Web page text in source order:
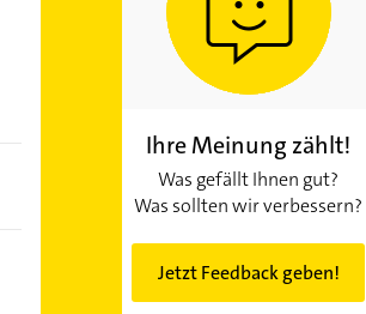
Ihre Meinung zählt!
Was gefällt Ihnen gut?
Was sollten wir verbessern?
Jetzt Feedback geben!